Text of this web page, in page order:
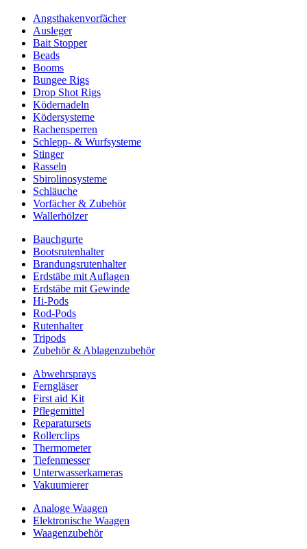
Angsthakenvorfächer
Ausleger
Bait Stopper
Beads
Booms
Bungee Rigs
Drop Shot Rigs
Ködernadeln
Ködersysteme
Rachensperren
Schlepp- & Wurfsysteme
Stinger
Rasseln
Sbirolinosysteme
Schläuche
Vorfächer & Zubehör
Wallerhölzer
Bauchgurte
Bootsrutenhalter
Brandungsrutenhalter
Erdstäbe mit Auflagen
Erdstäbe mit Gewinde
Hi-Pods
Rod-Pods
Rutenhalter
Tripods
Zubehör & Ablagenzubehör
Abwehrsprays
Ferngläser
First aid Kit
Pflegemittel
Reparatursets
Rollerclips
Thermometer
Tiefenmesser
Unterwasserkameras
Vakuumierer
Analoge Waagen
Elektronische Waagen
Waagenzubehör